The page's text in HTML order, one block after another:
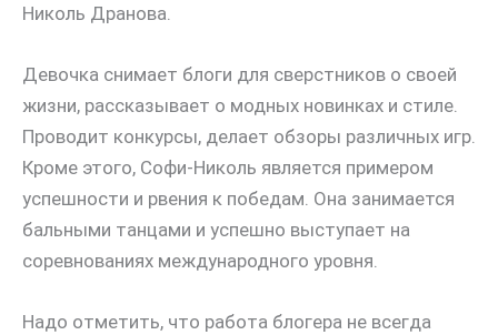
Николь Дранова.
Девочка снимает блоги для сверстников о своей
жизни, рассказывает о модных новинках и стиле.
Проводит конкурсы, делает обзоры различных игр.
Кроме этого, Софи-Николь является примером
успешности и рвения к победам. Она занимается
бальными танцами и успешно выступает на
соревнованиях международного уровня.
Надо отметить, что работа блогера не всегда